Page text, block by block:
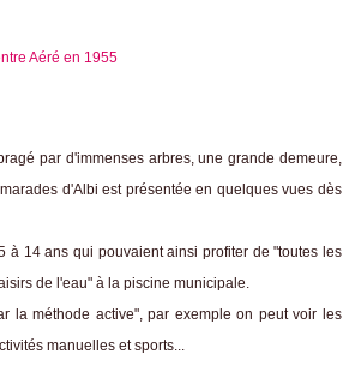
par d'immenses arbres, une grande demeure,
d'Albi est présentée en quelques vues dès
à 14 ans qui pouvaient ainsi profiter de "toutes les
de l'eau" à la piscine municipale.
la méthode active", par exemple on peut voir les
manuelles et sports...